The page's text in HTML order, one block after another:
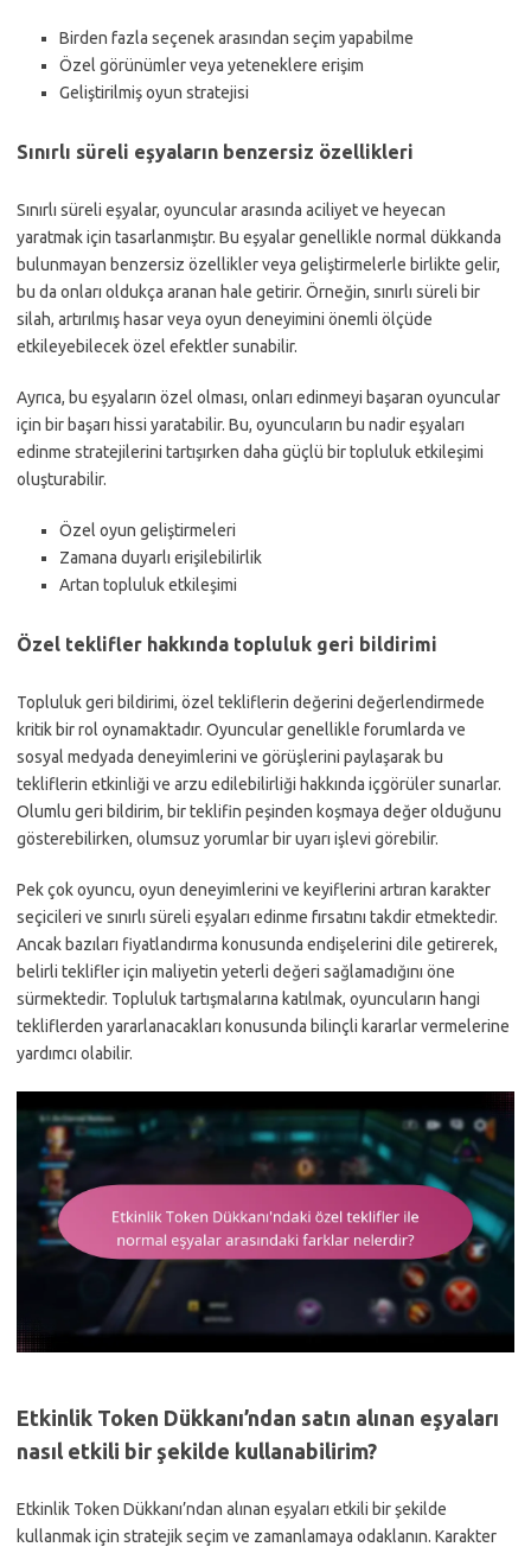
Birden fazla seçenek arasından seçim yapabilme
Özel görünümler veya yeteneklere erişim
Geliştirilmiş oyun stratejisi
Sınırlı süreli eşyaların benzersiz özellikleri
Sınırlı süreli eşyalar, oyuncular arasında aciliyet ve heyecan
yaratmak için tasarlanmıştır. Bu eşyalar genellikle normal dükkanda
bulunmayan benzersiz özellikler veya geliştirmelerle birlikte gelir,
bu da onları oldukça aranan hale getirir. Örneğin, sınırlı süreli bir
silah, artırılmış hasar veya oyun deneyimini önemli ölçüde
etkileyebilecek özel efektler sunabilir.
Ayrıca, bu eşyaların özel olması, onları edinmeyi başaran oyuncular
için bir başarı hissi yaratabilir. Bu, oyuncuların bu nadir eşyaları
edinme stratejilerini tartışırken daha güçlü bir topluluk etkileşimi
oluşturabilir.
Özel oyun geliştirmeleri
Zamana duyarlı erişilebilirlik
Artan topluluk etkileşimi
Özel teklifler hakkında topluluk geri bildirimi
Topluluk geri bildirimi, özel tekliflerin değerini değerlendirmede
kritik bir rol oynamaktadır. Oyuncular genellikle forumlarda ve
sosyal medyada deneyimlerini ve görüşlerini paylaşarak bu
tekliflerin etkinliği ve arzu edilebilirliği hakkında içgörüler sunarlar.
Olumlu geri bildirim, bir teklifin peşinden koşmaya değer olduğunu
gösterebilirken, olumsuz yorumlar bir uyarı işlevi görebilir.
Pek çok oyuncu, oyun deneyimlerini ve keyiflerini artıran karakter
seçicileri ve sınırlı süreli eşyaları edinme fırsatını takdir etmektedir.
Ancak bazıları fiyatlandırma konusunda endişelerini dile getirerek,
belirli teklifler için maliyetin yeterli değeri sağlamadığını öne
sürmektedir. Topluluk tartışmalarına katılmak, oyuncuların hangi
tekliflerden yararlanacakları konusunda bilinçli kararlar vermelerine
yardımcı olabilir.
Etkinlik Token Dükkanı’ndan satın alınan eşyaları
nasıl etkili bir şekilde kullanabilirim?
Etkinlik Token Dükkanı’ndan alınan eşyaları etkili bir şekilde
kullanmak için stratejik seçim ve zamanlamaya odaklanın. Karakter